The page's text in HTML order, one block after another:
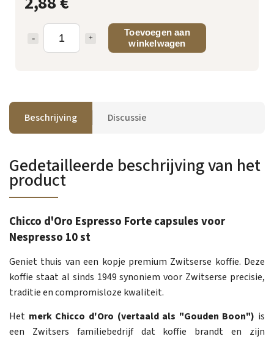
Toevoegen aan
winkelwagen
Beschrijving Discussie
Gedetailleerde beschrijving van het
product
Chicco d'Oro Espresso Forte capsules voor
Nespresso 10 st
Geniet thuis van een kopje premium Zwitserse koffie. Deze
koffie staat al sinds 1949 synoniem voor Zwitserse precisie,
traditie en compromisloze kwaliteit.
Het merk Chicco d'Oro (vertaald als "Gouden Boon") is
een Zwitsers familiebedrijf dat koffie brandt en zijn